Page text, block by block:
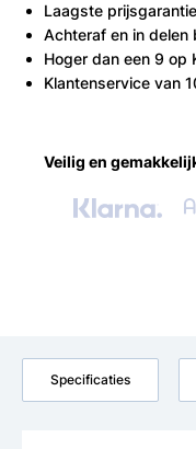
Laagste prijsgarantie
Achteraf en in delen
Hoger dan een 9 op
Klantenservice van
Veilig en
Specificaties